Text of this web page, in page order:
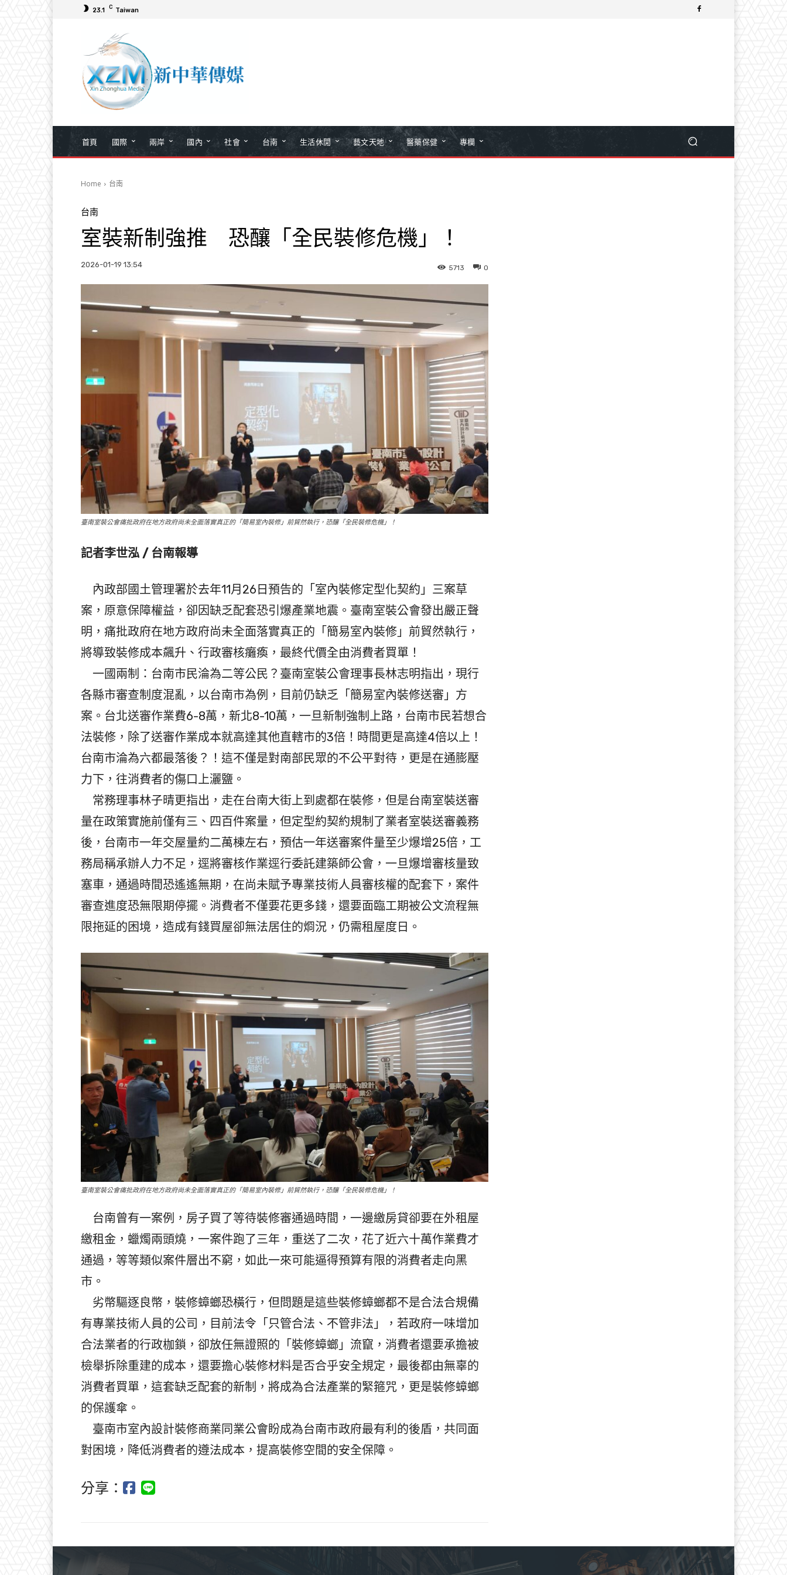
23.1 C Taiwan
首頁 國際 兩岸 國內 社會 台南 生活休閒 藝文天地 醫藥保健 專欄
Home 台南
台南
室裝新制強推 恐釀「全民裝修危機」！
2026-01-19 13:54 0
5713
臺南室裝公會痛批政府在地方政府尚未全面落實真正的「簡易室內裝修」前貿然執行，恐釀「全民裝修危機」！
記者李世泓 / 台南報導
內政部國土管理署於去年11月26日預告的「室內裝修定型化契約」三案草
案，原意保障權益，卻因缺乏配套恐引爆產業地震。臺南室裝公會發出嚴正聲
明，痛批政府在地方政府尚未全面落實真正的「簡易室內裝修」前貿然執行，
將導致裝修成本飆升、行政審核癱瘓，最終代價全由消費者買單！
一國兩制：台南市民淪為二等公民？臺南室裝公會理事長林志明指出，現行
各縣市審查制度混亂，以台南市為例，目前仍缺乏「簡易室內裝修送審」方
案。台北送審作業費6-8萬，新北8-10萬，一旦新制強制上路，台南市民若想合
法裝修，除了送審作業成本就高達其他直轄市的3倍！時間更是高達4倍以上！
台南市淪為六都最落後？！這不僅是對南部民眾的不公平對待，更是在通膨壓
力下，往消費者的傷口上灑鹽。
常務理事林子晴更指出，走在台南大街上到處都在裝修，但是台南室裝送審
量在政策實施前僅有三、四百件案量，但定型約契約規制了業者室裝送審義務
後，台南市一年交屋量約二萬棟左右，預估一年送審案件量至少爆增25倍，工
務局稱承辦人力不足，逕將審核作業逕行委託建築師公會，一旦爆增審核量致
塞車，通過時間恐遙遙無期，在尚未賦予專業技術人員審核權的配套下，案件
審查進度恐無限期停擺。消費者不僅要花更多錢，還要面臨工期被公文流程無
限拖延的困境，造成有錢買屋卻無法居住的烱況，仍需租屋度日。
臺南室裝公會痛批政府在地方政府尚未全面落實真正的「簡易室內裝修」前貿然執行，恐釀「全民裝修危機」！
台南曾有一案例，房子買了等待裝修審通過時間，一邊繳房貸卻要在外租屋
繳租金，蠟燭兩頭燒，一案件跑了三年，重送了二次，花了近六十萬作業費才
通過，等等類似案件層出不窮，如此一來可能逼得預算有限的消費者走向黑
市。
劣幣驅逐良幣，裝修蟑螂恐橫行，但問題是這些裝修蟑螂都不是合法合規備
有專業技術人員的公司，目前法令「只管合法、不管非法」，若政府一味增加
合法業者的行政枷鎖，卻放任無證照的「裝修蟑螂」流竄，消費者還要承擔被
檢舉拆除重建的成本，還要擔心裝修材料是否合乎安全規定，最後都由無辜的
消費者買單，這套缺乏配套的新制，將成為合法產業的緊箍咒，更是裝修蟑螂
的保護傘。
臺南市室內設計裝修商業同業公會盼成為台南市政府最有利的後盾，共同面
對困境，降低消費者的遵法成本，提高裝修空間的安全保障。
分享：